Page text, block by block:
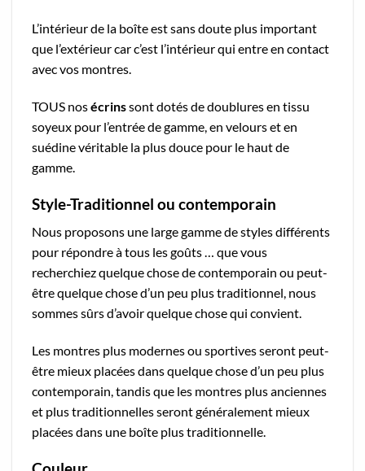
L’intérieur de la boîte est sans doute plus important
que l’extérieur car c’est l’intérieur qui entre en contact
avec vos montres.
TOUS nosécrinssont dotés de doublures en tissu
soyeux pour l’entrée de gamme, en velours et en
suédine véritable la plus douce pour le haut de
gamme.
Style-Traditionnel ou contemporain
Nous proposons une large gamme de styles différents
pour répondre à tous les goûts … que vous
recherchiez quelque chose de contemporain ou peut-
être quelque chose d’un peu plus traditionnel, nous
sommes sûrs d’avoir quelque chose qui convient.
Les montres plus modernes ou sportives seront peut-
être mieux placées dans quelque chose d’un peu plus
contemporain, tandis que les montres plus anciennes
et plus traditionnelles seront généralement mieux
placées dans une boîte plus traditionnelle.